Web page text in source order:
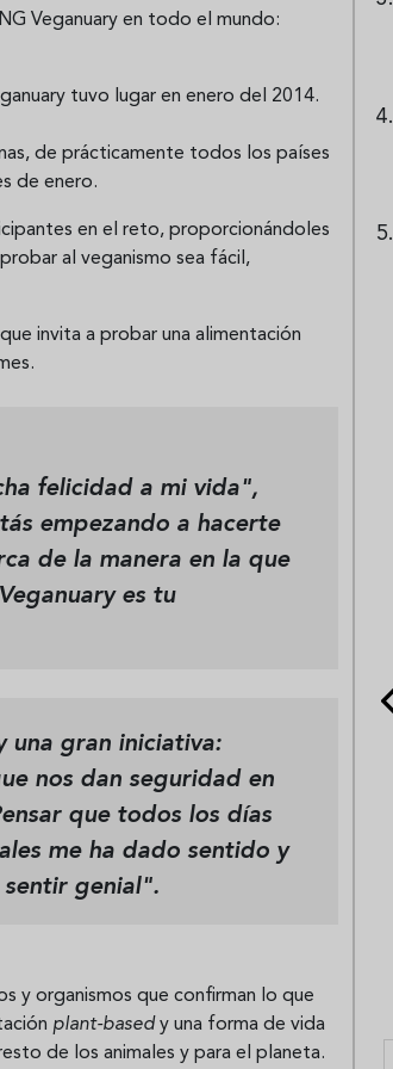
Veganuary en todo el mundo:
tuvo lugar en enero del 2014.
de prácticamente todos los países
de enero.
en el reto, proporcionándoles
al veganismo sea fácil,
invita a probar una alimentación
felicidad a mi vida",
empezando a hacerte
de la manera en la que
es tu
una gran iniciativa:
nos dan seguridad en
que todos los días
me ha dado sentido y
sentir genial".
y organismos que confirman lo que
plant-based y una forma de vida
de los animales y para el planeta.